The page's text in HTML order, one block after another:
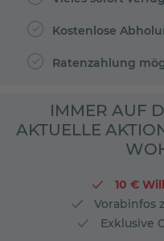
Kostenlose
Ratenzahlung
IMMER AUF
AKTUELLE
10 €
Vorabinfos
Exklusive